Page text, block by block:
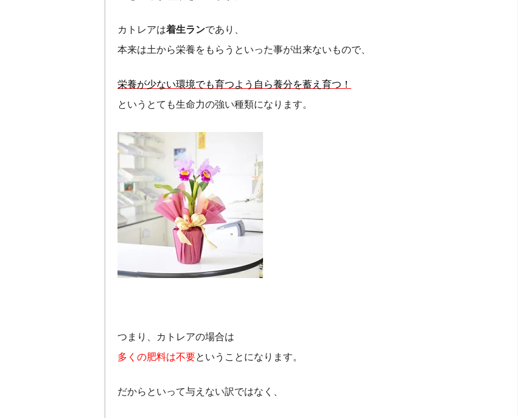
カトレアは着生ランであり、
本来は土から栄養をもらうといった事が出来ないもので、
栄養が少ない環境でも育つよう自ら養分を蓄え育つ！
というとても生命力の強い種類になります。
つまり、カトレアの場合は
多くの肥料は不要ということになります。
だからといって与えない訳ではなく、